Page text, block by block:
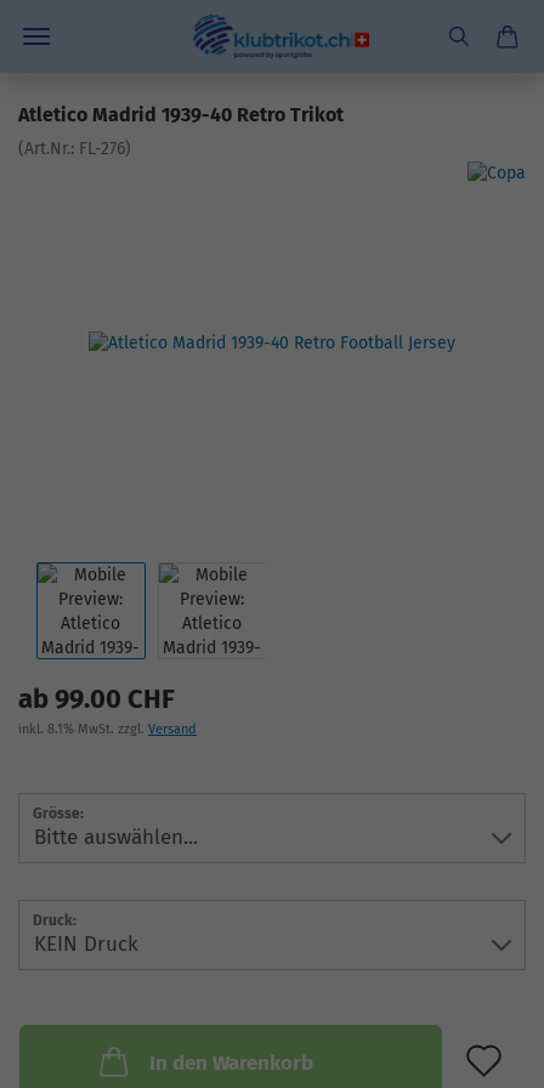
Atletico Madrid 1939-40 Retro Trikot
(Art.Nr.: FL-276)
ab 99.00 CHF
inkl. 8.1% MwSt. zzgl. Versand
Grösse:
Druck:
In den Warenkorb